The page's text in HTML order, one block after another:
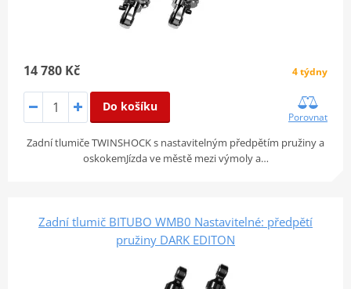
14 780 Kč 4 týdny
Do košíku
Porovnat
Zadní tlumiče TWINSHOCK s nastavitelným předpětím pružiny a
oskokemJízda ve městě mezi výmoly a…
Zadní tlumič BITUBO WMB0 Nastavitelné: předpětí
pružiny DARK EDITON